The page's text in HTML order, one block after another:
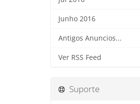
Junho 2016
Antigos Anuncios...
Ver RSS Feed
Suporte